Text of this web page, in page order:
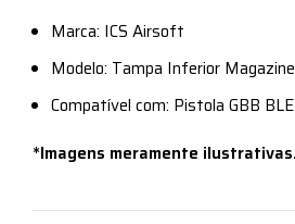
Marca: ICS Airsoft
Modelo: Tampa Inferior
Compatível com: Pistola GBB
*Imagens meramente ilustrativas.